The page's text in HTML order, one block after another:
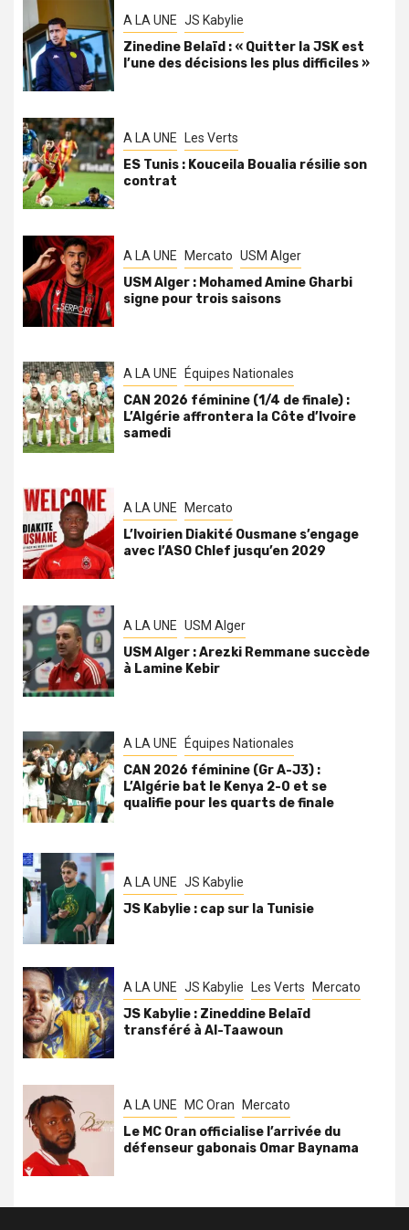
A LA UNE JS Kabylie
Zinedine Belaïd : « Quitter la JSK est
l’une des décisions les plus difficiles »
A LA UNE Les Verts
ES Tunis : Kouceila Boualia résilie son
contrat
A LA UNE Mercato USM Alger
USM Alger : Mohamed Amine Gharbi
signe pour trois saisons
A LA UNE Équipes Nationales
CAN 2026 féminine (1/4 de finale) :
L’Algérie affrontera la Côte d’Ivoire
samedi
A LA UNE Mercato
L’Ivoirien Diakité Ousmane s’engage
avec l’ASO Chlef jusqu’en 2029
A LA UNE USM Alger
USM Alger : Arezki Remmane succède
à Lamine Kebir
A LA UNE Équipes Nationales
CAN 2026 féminine (Gr A-J3) :
L’Algérie bat le Kenya 2-0 et se
qualifie pour les quarts de finale
A LA UNE JS Kabylie
JS Kabylie : cap sur la Tunisie
A LA UNE JS Kabylie Les Verts Mercato
JS Kabylie : Zineddine Belaïd
transféré à Al-Taawoun
A LA UNE MC Oran Mercato
Le MC Oran officialise l’arrivée du
défenseur gabonais Omar Baynama